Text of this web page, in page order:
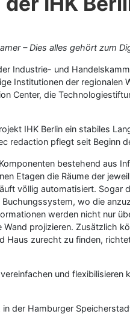
– Dies alles gehört zum
Industrie- und
Institutionen der
die
IHK Berlin ein stabiles
pflegt seit Beginn
bestehend aus
Etagen die Räume der
völlig automatisiert.
wo die
werden nicht nur
projizieren. Zusätzlich
zurecht zu finden,
und flexibilisieren
der Hamburger